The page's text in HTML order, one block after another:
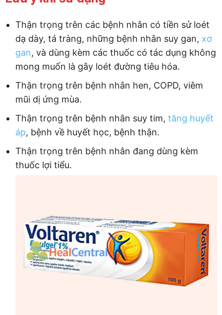
Thận trọng trên các bệnh nhân có tiền sử loét
dạ dày, tá tràng, những bệnh nhân suy gan, xơ
gan, và dùng kèm các thuốc có tác dụng không
mong muốn là gây loét đường tiêu hóa.
Thận trọng trên bệnh nhân hen, COPD, viêm
mũi dị ứng mùa.
Thận trọng trên bệnh nhân suy tim, tăng huyết
áp, bệnh về huyết học, bệnh thận.
Thận trọng trên bệnh nhân đang dùng kèm
thuốc lợi tiểu.